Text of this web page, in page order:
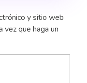
y sitio web
vez que haga un